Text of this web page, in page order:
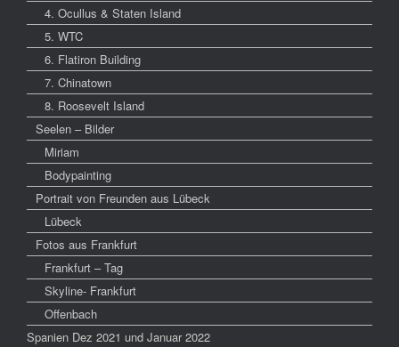
4. Ocullus & Staten Island
5. WTC
6. Flatiron Building
7. Chinatown
8. Roosevelt Island
Seelen – Bilder
Miriam
Bodypainting
Portrait von Freunden aus Lübeck
Lübeck
Fotos aus Frankfurt
Frankfurt – Tag
Skyline- Frankfurt
Offenbach
Spanien Dez 2021 und Januar 2022